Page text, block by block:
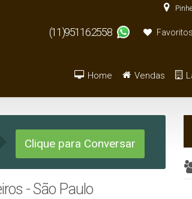
Vendas
Home
Clique para Conversar
- São Paulo